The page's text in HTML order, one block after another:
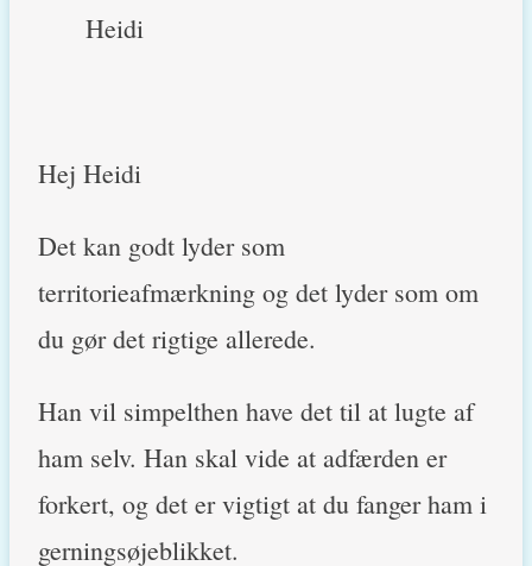
Heidi
Hej Heidi
Det kan godt lyder som
territorieafmærkning og det lyder som om
du gør det rigtige allerede.
Han vil simpelthen have det til at lugte af
ham selv. Han skal vide at adfærden er
forkert, og det er vigtigt at du fanger ham i
gerningsøjeblikket.